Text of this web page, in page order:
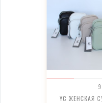
YC ЖЕНСКАЯ